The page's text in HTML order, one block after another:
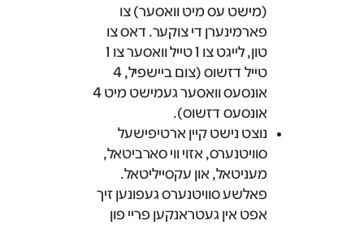
(מישט עס מיט וואסער) צו
פארמינערן די צוקער. דאס צו
טון, לייגט צו 1 טייל וואסער צו 1
טייל דזשוס (צום ביישפיל, 4
אונסעס וואסער געמישט מיט 4
אונסעס דזשוס).
נוצט נישט קיין ארטיפישעל
סוויטנערס, אזוי ווי סארביטאל,
מעניטאל, און עקסייליטאל.
פאלשע סוויטנערס געפונען זיך
אפט אין געטראנקען פריי פון